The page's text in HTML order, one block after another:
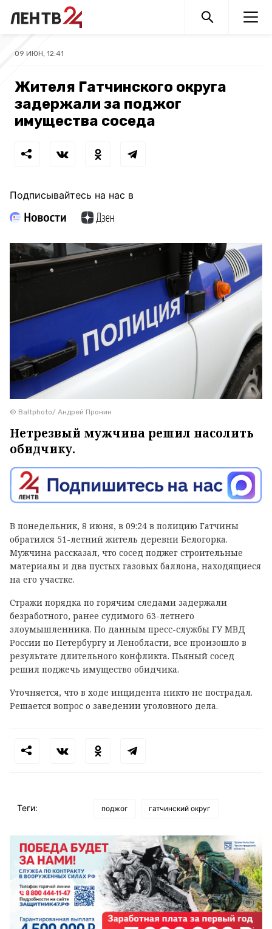
09 ИЮН, 12:41
Жителя Гатчинского округа
задержали за поджог
имущества соседа
Подписывайтесь на нас в
© Baltphoto/ Андрей Пронин
Нетрезвый мужчина решил насолить
обидчику.
В понедельник, 8 июня, в 09:24 в полицию Гатчины
обратился 51-летний житель деревни Белогорка.
Мужчина рассказал, что сосед поджег строительные
материалы и два пустых газовых баллона, находящиеся
на его участке.
Стражи порядка по горячим следами задержали
безработного, ранее судимого 63-летнего
злоумышленника. По данным пресс-службы ГУ МВД
России по Петербургу и Ленобласти, все произошло в
результате длительного конфликта. Пьяный сосед
решил поджечь имущество обидчика.
Уточняется, что в ходе инцидента никто не пострадал.
Решается вопрос о заведении уголовного дела.
Теги: поджог гатчинский округ